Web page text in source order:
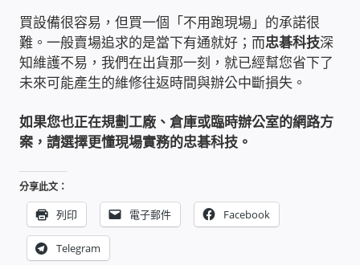
印表列印伺服器
虛擬機 Virtual machine VirtualBox Hyper-V
VMware
光纖網路
TP-Link TAIWAN(普聯技術)
買設備很容易，但買一個「不用跑現場」的承諾很
難。一般賣場追求的是當下有通就好；而忠碁科技深
知維護不易，我們在出貨那一刻，就已經幫您省下了
未來可能產生的維修往返時間與辦公中斷損失。
如果您也正在規劃工廠、倉庫或臨時辦公室的網路方
案，請選擇更懂現場實務的忠碁科技。
分享此文：
列印 電子郵件 Facebook
Telegram